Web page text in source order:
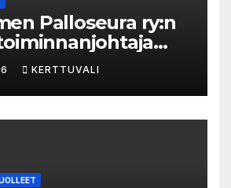
Palloseura ry:n
neljän kuu­kau­den
van­keu­teen ka­
– syyte mak­su­vä­li­
hy­lät­tiin
KERTTUVALI